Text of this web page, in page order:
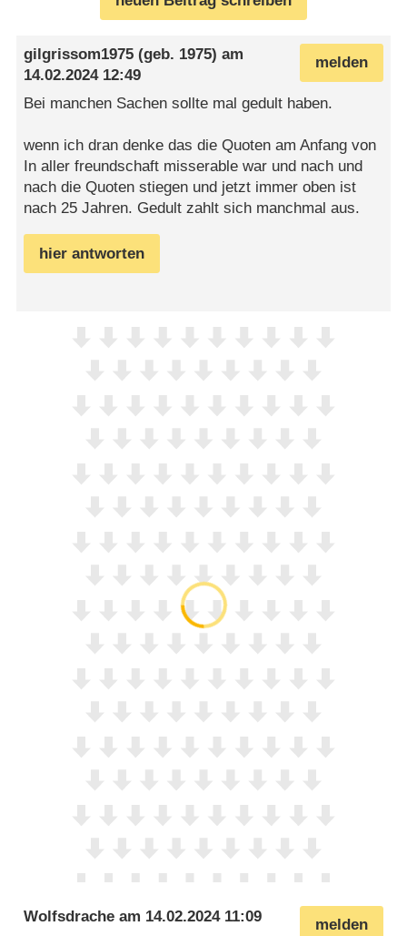
melden
gilgrissom1975 (geb. 1975) am
14.02.2024 12:49
Bei manchen Sachen sollte mal gedult haben.
wenn ich dran denke das die Quoten am Anfang von
In aller freundschaft misserable war und nach und
nach die Quoten stiegen und jetzt immer oben ist
nach 25 Jahren. Gedult zahlt sich manchmal aus.
hier antworten
melden
Wolfsdrache am 14.02.2024 11:09